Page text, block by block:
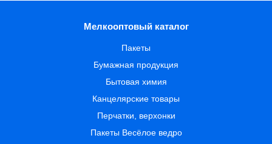
Мелкооптовый каталог
Пакеты
Бумажная продукция
Бытовая химия
Канцелярские товары
Перчатки, верхонки
Пакеты Весёлое ведро